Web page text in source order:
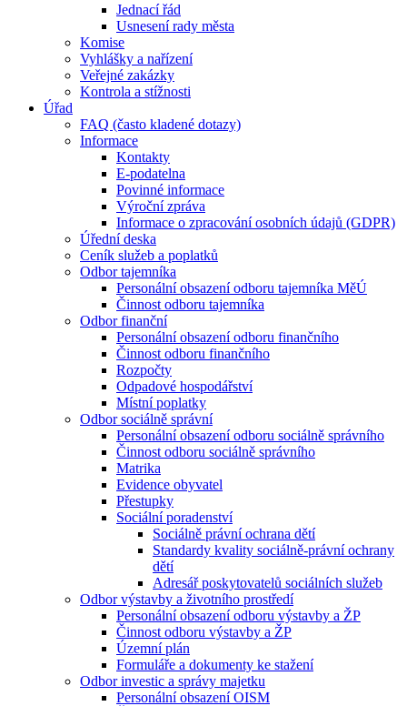
Jednací řád
Usnesení rady města
Komise
Vyhlášky a nařízení
Veřejné zakázky
Kontrola a stížnosti
Úřad
FAQ (často kladené dotazy)
Informace
Kontakty
E-podatelna
Povinné informace
Výroční zpráva
Informace o zpracování osobních údajů (GDPR)
Úřední deska
Ceník služeb a poplatků
Odbor tajemníka
Personální obsazení odboru tajemníka MěÚ
Činnost odboru tajemníka
Odbor finanční
Personální obsazení odboru finančního
Činnost odboru finančního
Rozpočty
Odpadové hospodářství
Místní poplatky
Odbor sociálně správní
Personální obsazení odboru sociálně správního
Činnost odboru sociálně správního
Matrika
Evidence obyvatel
Přestupky
Sociální poradenství
Sociálně právní ochrana dětí
Standardy kvality sociálně-právní ochrany
dětí
Adresář poskytovatelů sociálních služeb
Odbor výstavby a životního prostředí
Personální obsazení odboru výstavby a ŽP
Činnost odboru výstavby a ŽP
Územní plán
Formuláře a dokumenty ke stažení
Odbor investic a správy majetku
Personální obsazení OISM